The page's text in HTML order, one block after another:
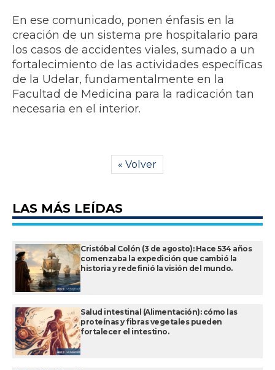
En ese comunicado, ponen énfasis en la
creación de un sistema pre hospitalario para
los casos de accidentes viales, sumado a un
fortalecimiento de las actividades específicas
de la Udelar, fundamentalmente en la
Facultad de Medicina para la radicación tan
necesaria en el interior.
« Volver
LAS MÁS LEÍDAS
Cristóbal Colón (3 de agosto): Hace 534 años
comenzaba la expedición que cambió la
historia y redefinió la visión del mundo.
Salud intestinal (Alimentación): cómo las
proteínas y fibras vegetales pueden
fortalecer el intestino.